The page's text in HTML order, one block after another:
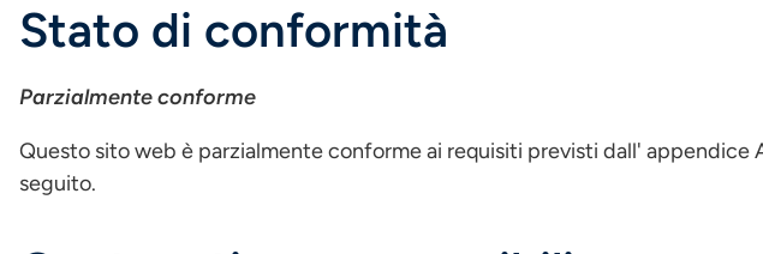
Stato di conformità
Parzialmente conforme
Questo sito web è parzialmente conforme ai requisiti previsti dall'
seguito.